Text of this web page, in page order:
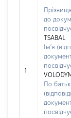
1
до
TSABAL
Ім’я
По